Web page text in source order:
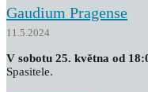
Gaudium Pragense
11.5.2024
V sobotu 25. května od
Spasitele.